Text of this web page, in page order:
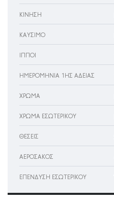
ΚΊΝΗΣΗ
ΚΑΎΣΙΜΟ
ΊΠΠΟΙ
ΗΜΕΡΟΜΗΝΊΑ 1ΗΣ ΆΔΕΙΑΣ
ΧΡΏΜΑ
ΧΡΏΜΑ ΕΣΩΤΕΡΙΚΟΎ
ΘΈΣΕΙΣ
ΑΕΡΌΣΑΚΌΣ
ΕΠΈΝΔΥΣΗ ΕΣΩΤΕΡΙΚΟΎ